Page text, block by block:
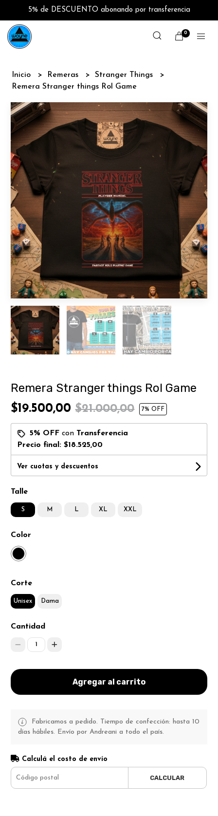
5% de DESCUENTO abonando por transferencia
0
Inicio Remeras
Stranger Things
Remera Stranger things Rol Game
Remera Stranger things Rol Game
$19.500,00$21.000,00 7% OFF
5% OFF con Transferencia
Precio final:$18.525,00
Ver cuotas y descuentos
Talle
S M L XL XXL
Color
Corte
Unisex Dama
Cantidad
1
Agregar al carrito
Fabricamos a pedido. Tiempo de confección: hasta 10
días hábiles. Envío por Andreani a todo el país.
Calculá el costo de envío
CALCULAR